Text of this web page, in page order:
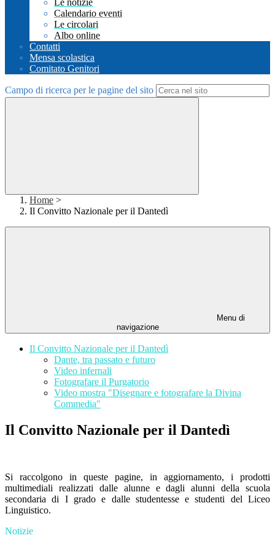
Le notizie
Calendario eventi
Le circolari
Albo online
Contatti
Mensa scolastica
Comitato Genitori
Campo di ricerca per le pagine del sito
Home >
Il Convitto Nazionale per il Dantedì
Menu di
navigazione
Il Convitto Nazionale per il Dantedì
Dante, tra passato e futuro
Video infernali
Fotografare il Purgatorio
Video mostra "Disegnare e fotografare la Divina
Commedia"
Il Convitto Nazionale per il Dantedì
Si raccolgono in queste pagine, in aggiornamento, i prodotti
multimediali realizzati dalle alunne e dagli alunni della scuola
secondaria di I grado e dalle studentesse e studenti del Liceo
Linguistico.
Notizie